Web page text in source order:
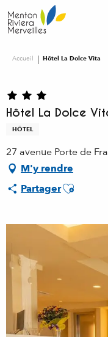
au
contenu
Accueil Hôtel La Dolce Vita
Hôtel La Dolce
HÔTEL
27 avenue Porte de
M'y rendre
PartagerAjouter